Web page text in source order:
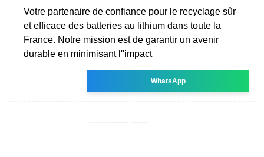
Votre partenaire de confiance pour le recyclage sûr
et efficace des batteries au lithium dans toute la
France. Notre mission est de garantir un avenir
durable en minimisant l''impact
WhatsApp